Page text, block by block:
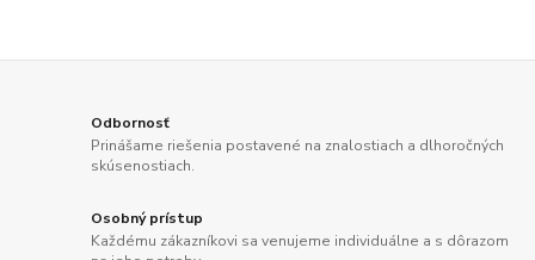
Odbornosť
Prinášame riešenia postavené na znalostiach a dlhoročných
skúsenostiach.
Osobný prístup
Každému zákazníkovi sa venujeme individuálne a s dôrazom